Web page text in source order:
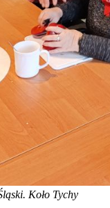
Koło Tychy